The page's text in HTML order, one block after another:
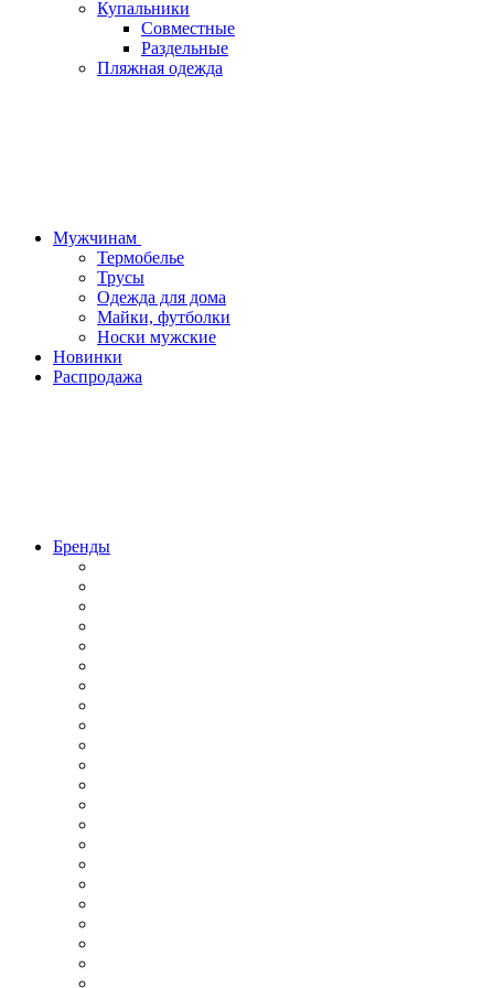
Купальники
Совместные
Раздельные
Пляжная одежда
Мужчинам
Термобелье
Трусы
Одежда для дома
Майки, футболки
Носки мужские
Новинки
Распродажа
Бренды